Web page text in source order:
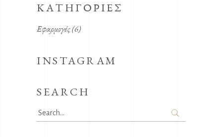
KΑΤΗΓΟΡΊΕΣ
Εφαρμογές(6)
INSTAGRAM
SEARCH
Search
for: